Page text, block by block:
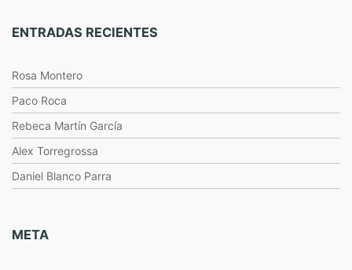
ENTRADAS RECIENTES
Rosa Montero
Paco Roca
Rebeca Martín García
Alex Torregrossa
Daniel Blanco Parra
META